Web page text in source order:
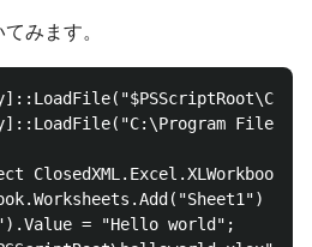
みます。
Files
ClosedXML.Excel.XLWorkbook
= "Hello world";